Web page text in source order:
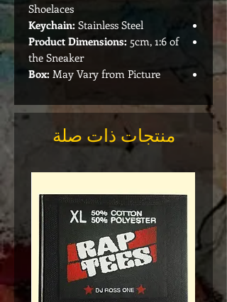
Shoelaces
Keychain: Stainless Steel
Product Dimensions: 5cm, 1:6 of
the Sneaker
Box: May Vary from Picture
منتجات ذات صلة